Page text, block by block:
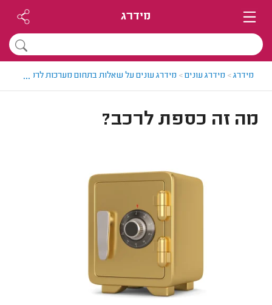
מידרג
מידרג> מידרג עונים> מידרג עונים על שאלות בתחום מערכות לרכב>...
מה זה כספת לרכב?